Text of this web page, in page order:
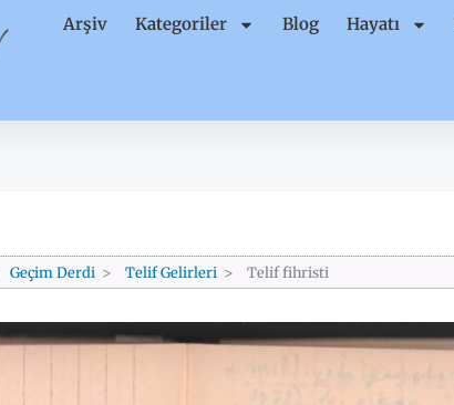
Arşiv Kategoriler Blog Hayatı
Geçim Derdi Telif Gelirleri Telif fihristi